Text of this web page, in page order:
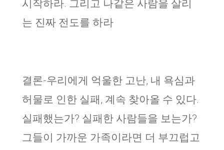
시작하라. 그리고 나같은 사람을 살리
는 진짜 전도를 하라
결론-우리에게 억울한 고난, 내 욕심과
허물로 인한 실패, 계속 찾아올 수 있다.
실패했는가? 실패한 사람들을 보는가?
그들이 가까운 가족이라면 더 부끄럽고